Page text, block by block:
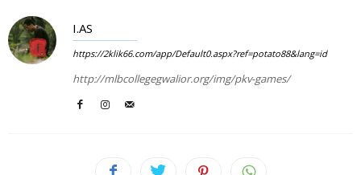
I.AS
https://2klik66.com/app/Default0.aspx?ref=potato88&lang=id
http://mlbcollegegwalior.org/img/pkv-games/